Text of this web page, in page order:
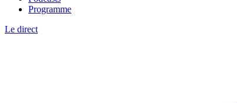
Programme
Le direct